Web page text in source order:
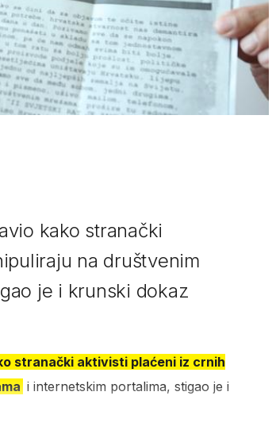
kako stranački
na društvenim
je i krunski dokaz
stranački aktivisti plaćeni iz crnih
i internetskim portalima, stigao je i